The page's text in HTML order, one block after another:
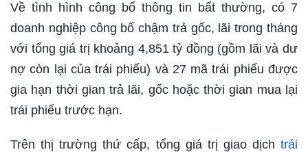
Về tình hình công bố thông tin bất thường, có 7
doanh nghiệp công bố chậm trả gốc, lãi trong tháng
với tổng giá trị khoảng 4,851 tỷ đồng (gồm lãi và dư
nợ còn lại của trái phiếu) và 27 mã trái phiếu được
gia hạn thời gian trả lãi, gốc hoặc thời gian mua lại
trái phiếu trước hạn.
Trên thị trường thứ cấp, tổng giá trị giao dịch trái